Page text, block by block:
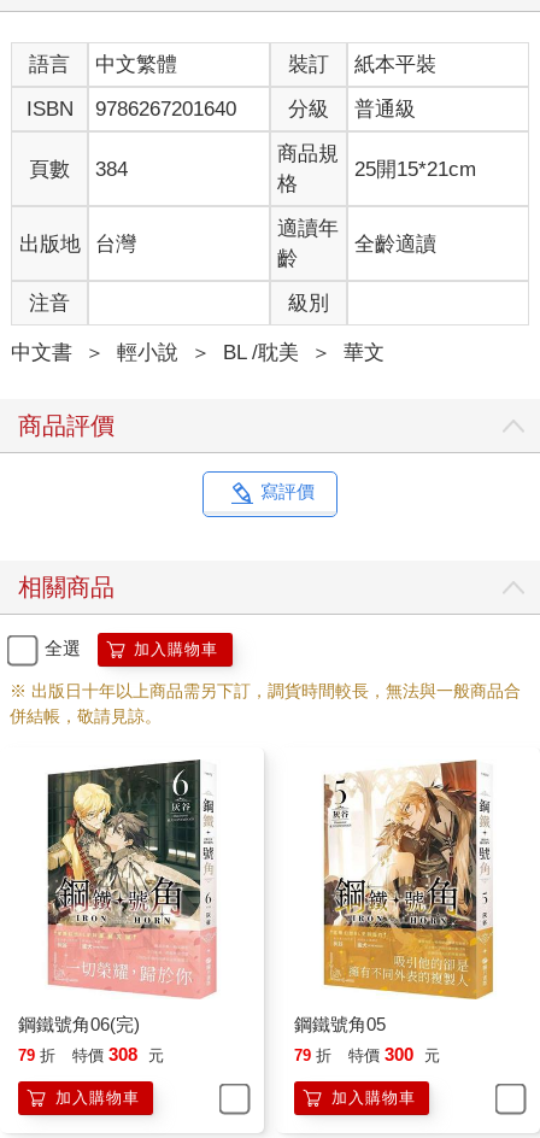
與「守護』兩只戒指組成對戒，上邊的照片十分清晰，一對設計
十分簡潔的男士戒指。
他的手微微顫抖，忽然彷彿想起了什麼，按開了書桌上的暗格，
從裡頭拿出了一隻上頭刻制著芙洛蒂那著名的常青藤紋飾首飾盒
子出來。整個書房的東西當時都是花間琴替他整體打包收拾來帝
國的，並且完全按照他的習慣又訂製了一張一模一樣的書桌。
所以這個首飾盒，花間琴早就看到了，但是她聰明的沉默了，想
必她看到今天這清單，便想起了這首飾盒，但對戒的含義太過曖
昧，她不好意思提醒他，只能含蓄的讓這什麼都不懂的複製人進
來提醒他拿出來保養清洗。
她卻不知道，這對對戒的主人，早就忘記了，自己曾經花大價錢
訂製過這樣一對對戒。
他是想拿來送給誰？
他的記憶究竟還靠得住嗎？
他拿起來看了一會兒，很快注意到了內側刻有名字首字母Ｋ．Ｄ
的花體字。
Ｋ毫無疑問是他，那麼Ｄ，是誰？
了？
他一直覺得自己的心猶如荒蕪的原野，猶如冰封的湖底，永遠不
可能再與任何人結婚。他竟然會訂製對戒給一直陪伴著他的智慧
怎麼可能？
為什麼他記不起來？究竟是什麼人抹去了他對機器人的所有感情
這怎麼可能！他這樣一個人，已經完全沒有了正常人的愛，心裡
充滿了仇恨和冷酷，怎麼會想和機器人廝守終身？
他瞪著那對對戒，簡直不敢置信，這時候忽然旁邊的邵鈞上前擁
抱他，他吃了一驚，一把推開他怒道：「你幹什麼？」
邵鈞向後一個趔趄，差點撞到書架上，有些無措：「我想安慰
你。」護衛隊之間安慰格鬥失敗傷心的同僚的時候，不都是擁抱
的嗎？
柯夏冷冷道：「你算什麼？我需要你安慰？你只是一個護衛！認
清楚你的身分！複製人！」
邵鈞茫然：「可是你在流眼淚。」看上去很傷心，對戒，尤里說
那是送給共度餘生的配偶，可是親王沒有王妃，那這對戒是送給
柯夏不可置信伸手一摸，自己臉上果然溼漉漉的，身體彷彿自己
有知覺，不知何時已經流了滿臉的淚水，他將那兩枚戒指握在手
語言 中文繁體 裝訂
紙本平裝
ISBN
9786267201640 分級 普通級
頁數 384
商品規
格
25開15*21cm
出版地 台灣
適讀年
齡
全齡適讀
注音 級別
中文書 ＞ 輕小說 ＞ BL /耽美 ＞ 華文
商品評價
寫評價
相關商品
全選 加入購物車
※ 出版日十年以上商品需另下訂，調貨時間較長，無法與一般商品合
併結帳，敬請見諒。
鋼鐵號角06(完)
79 折 特價 308 元
加入購物車
鋼鐵號角05
79 折 特價 300 元
加入購物車